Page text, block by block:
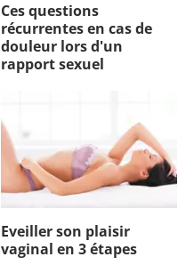
Ces questions
récurrentes en cas de
douleur lors d'un
rapport sexuel
Eveiller son plaisir
vaginal en 3 étapes